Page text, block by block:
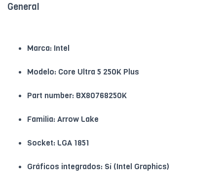
General
Marca: Intel
Modelo: Core Ultra 5 250K Plus
Part number: BX80768250K
Familia: Arrow Lake
Socket: LGA 1851
Gráficos integrados: Sí (Intel Graphics)